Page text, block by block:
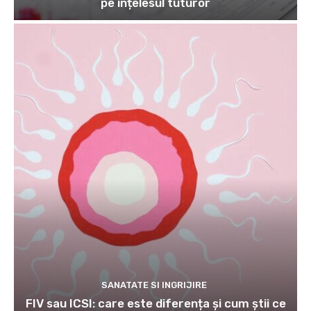
SANATATE SI INGRIJIRE
FIV sau ICSI: care este diferența și cum știi ce